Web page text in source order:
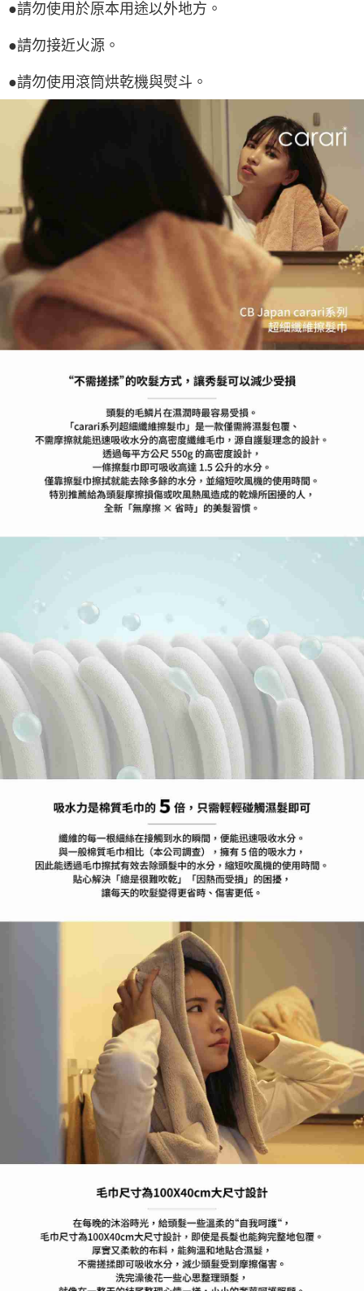
●請勿使用於原本用途以外地方。
●請勿接近火源。
●請勿使用滾筒烘乾機與熨斗。